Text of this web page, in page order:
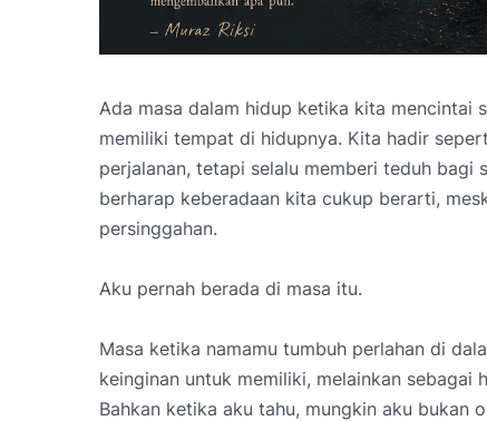
Ada masa dalam hidup ketika kita mencintai
memiliki tempat di hidupnya. Kita hadir
perjalanan, tetapi selalu memberi teduh bagi
berharap keberadaan kita cukup berarti,
persinggahan.
Aku pernah berada di masa itu.
Masa ketika namamu tumbuh perlahan di
keinginan untuk memiliki, melainkan sebagai
Bahkan ketika aku tahu, mungkin aku bukan